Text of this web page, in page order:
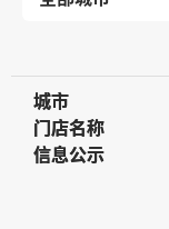
城市
城市
门店名称
门店名称
信息公示
信息公示